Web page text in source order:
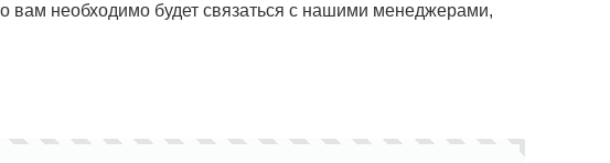
вам необходимо будет связаться с нашими менеджерами,